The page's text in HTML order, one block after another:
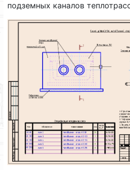
подземных каналов